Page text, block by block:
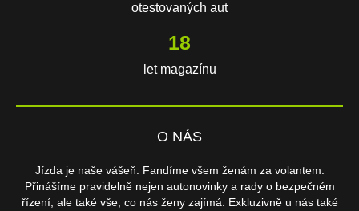
otestovaných aut
18
let magazínu
O NÁS
Jízda je naše vášeň. Fandíme všem ženám za volantem.
Přinášíme pravidelně nejen autonovinky a rady o bezpečném
řízení, ale také vše, co nás ženy zajímá. Exkluzivně u nás také